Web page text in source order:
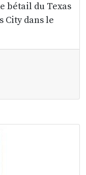
bétail du Texas
City dans le